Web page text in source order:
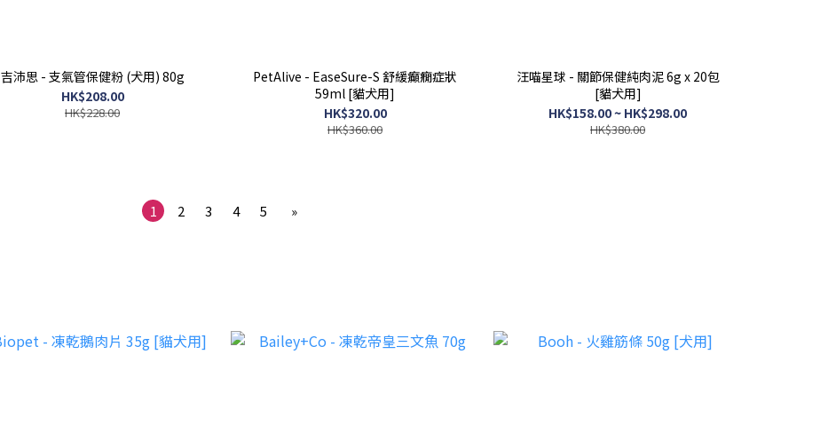
吉沛思 - 支氣管保健粉 (犬用) 80g
HK$208.00
HK$228.00
PetAlive - EaseSure-S 舒緩癲癇症狀
59ml [貓犬用]
HK$320.00
HK$360.00
汪喵星球 - 關節保健純肉泥 6g x 20包
[貓犬用]
HK$158.00 ~ HK$298.00
HK$380.00
1 2 3 4 5 »